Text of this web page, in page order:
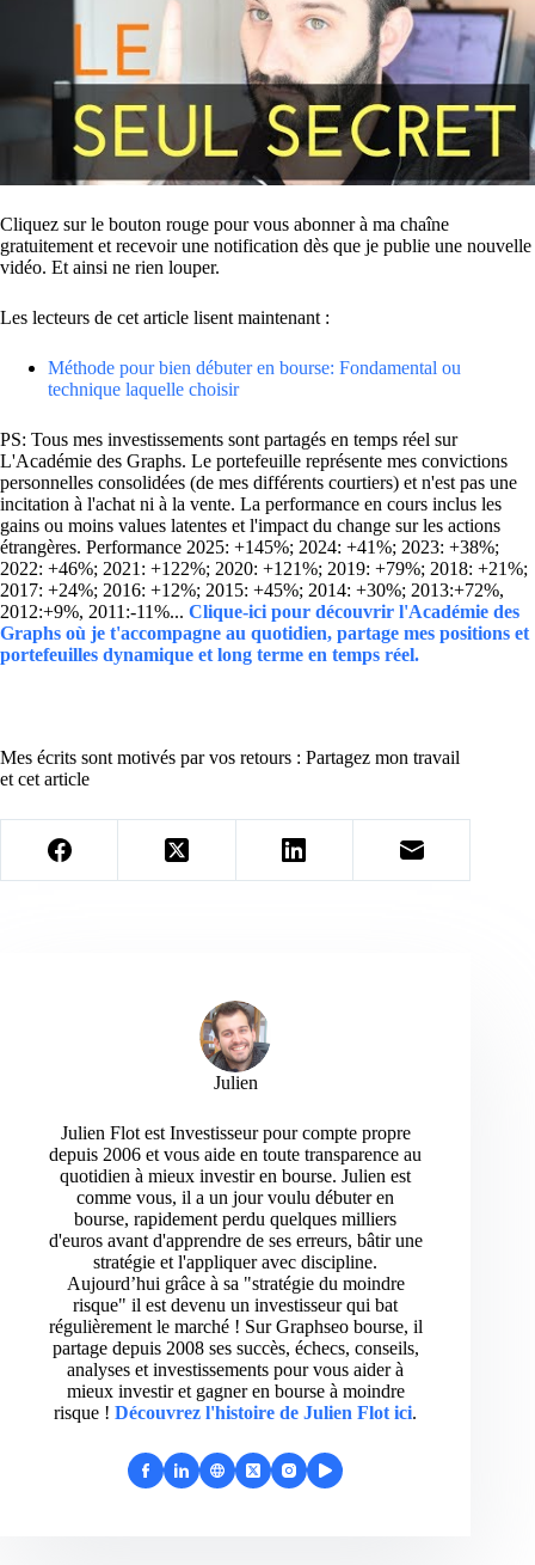
Cliquez sur le bouton rouge pour vous abonner à ma chaîne
gratuitement et recevoir une notification dès que je publie une nouvelle
vidéo. Et ainsi ne rien louper.
Les lecteurs de cet article lisent maintenant :
Méthode pour bien débuter en bourse: Fondamental ou
technique laquelle choisir
PS: Tous mes investissements sont partagés en temps réel sur
L'Académie des Graphs. Le portefeuille représente mes convictions
personnelles consolidées (de mes différents courtiers) et n'est pas une
incitation à l'achat ni à la vente. La performance en cours inclus les
gains ou moins values latentes et l'impact du change sur les actions
étrangères. Performance 2025: +145%; 2024: +41%; 2023: +38%;
2022: +46%; 2021: +122%; 2020: +121%; 2019: +79%; 2018: +21%;
2017: +24%; 2016: +12%; 2015: +45%; 2014: +30%; 2013:+72%,
2012:+9%, 2011:-11%... Clique-ici pour découvrir l'Académie des
Graphs où je t'accompagne au quotidien, partage mes positions et
portefeuilles dynamique et long terme en temps réel.
Mes écrits sont motivés par vos retours : Partagez mon travail
et cet article
Julien
Julien Flot est Investisseur pour compte propre
depuis 2006 et vous aide en toute transparence au
quotidien à mieux investir en bourse. Julien est
comme vous, il a un jour voulu débuter en
bourse, rapidement perdu quelques milliers
d'euros avant d'apprendre de ses erreurs, bâtir une
stratégie et l'appliquer avec discipline.
Aujourd’hui grâce à sa "stratégie du moindre
risque" il est devenu un investisseur qui bat
régulièrement le marché ! Sur Graphseo bourse, il
partage depuis 2008 ses succès, échecs, conseils,
analyses et investissements pour vous aider à
mieux investir et gagner en bourse à moindre
risque ! Découvrez l'histoire de Julien Flot ici.